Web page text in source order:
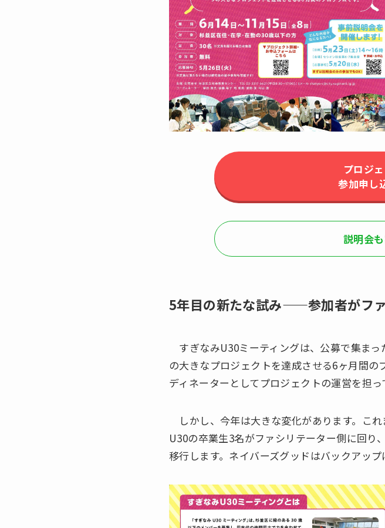
プロジ
参加申し
説明会
5年目の新たな試み——参加者がフ
すぎなみU30ミーティングは、公募で集ま
の大きなプロジェクトを達成させる6ヶ月間の
ディネーターとしてプロジェクトの運営を担っ
しかし、今年は大きな変化があります。こ
U30の卒業生3名がファシリテーター側に回り
移行します。ネイバーズグッドはバックアップ